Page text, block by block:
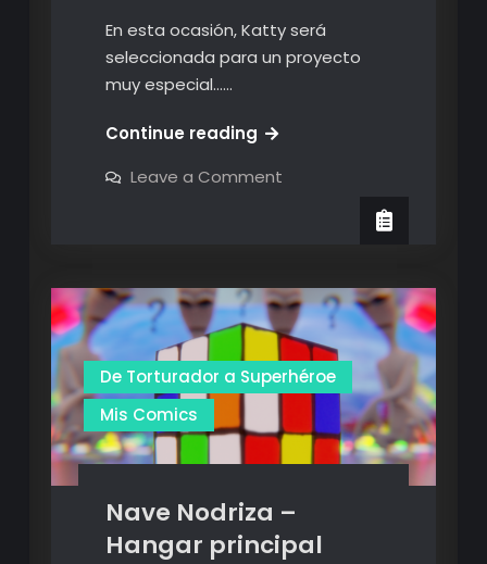
En esta ocasión, Katty será
seleccionada para un proyecto
muy especial……
Continue readingEl
de
Leave a Commenton
De Torturador a Superhéroe
Mis Comics
Nave Nodriza –
Hangar principal